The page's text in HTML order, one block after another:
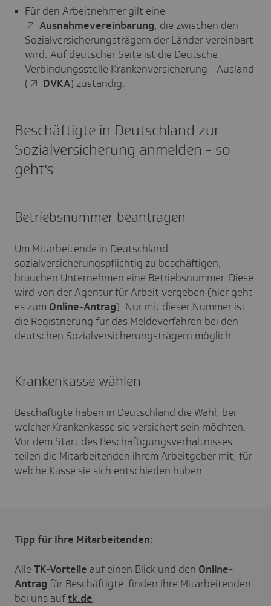
Für den Arbeitnehmer gilt eine
Ausnahmevereinbarung, die zwischen den
Sozialversicherungsträgern der Länder vereinbart
wird. Auf deutscher Seite ist die Deutsche
Verbindungsstelle Krankenversicherung - Ausland
(
DVKA) zuständig.
Beschäftigte in Deutschland zur
Sozialversicherung anmelden - so
geht's
Betriebsnummer beantragen
Um Mitarbeitende in Deutschland
sozialversicherungspflichtig zu beschäftigen,
brauchen Unternehmen eine Betriebsnummer. Diese
wird von der Agentur für Arbeit vergeben (hier geht
es zum Online-Antrag). Nur mit dieser Nummer ist
die Registrierung für das Meldeverfahren bei den
deutschen Sozialversicherungsträgern möglich.
Krankenkasse wählen
Beschäftigte haben in Deutschland die Wahl, bei
welcher Krankenkasse sie versichert sein möchten.
Vor dem Start des Beschäftigungsverhältnisses
teilen die Mitarbeitenden ihrem Arbeitgeber mit, für
welche Kasse sie sich entschieden haben.
Tipp für Ihre Mitarbeitenden:
Alle TK-Vorteile auf einen Blick und den Online-
Antrag für Beschäftigte. finden Ihre Mitarbeitenden
bei uns auftk.de.